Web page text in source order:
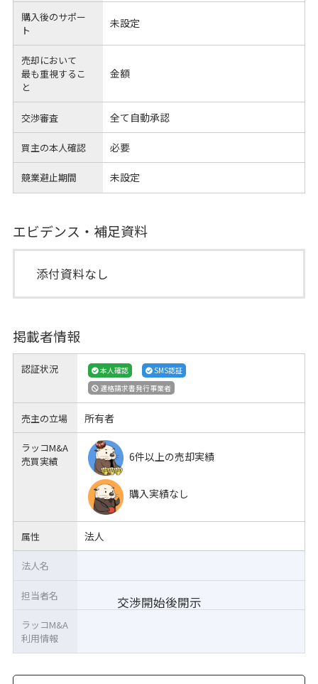
購入後のサポー
ト
未設定
売却において
最も重視するこ
と
金額
交渉審査 全て自動承認
買主の本人確認 必要
競業避止期間 未設定
エビデンス・補足資料
添付資料なし
掲載者情報
認証状況 本人確認
SMS認証
適格請求書発行事業者
売主の立場 所有者
ラッコM&A
売買実績
6件以上の売却実績
購入実績なし
属性 法人
交渉開始後開示
法人名
担当者名
ラッコM&A
利用情報